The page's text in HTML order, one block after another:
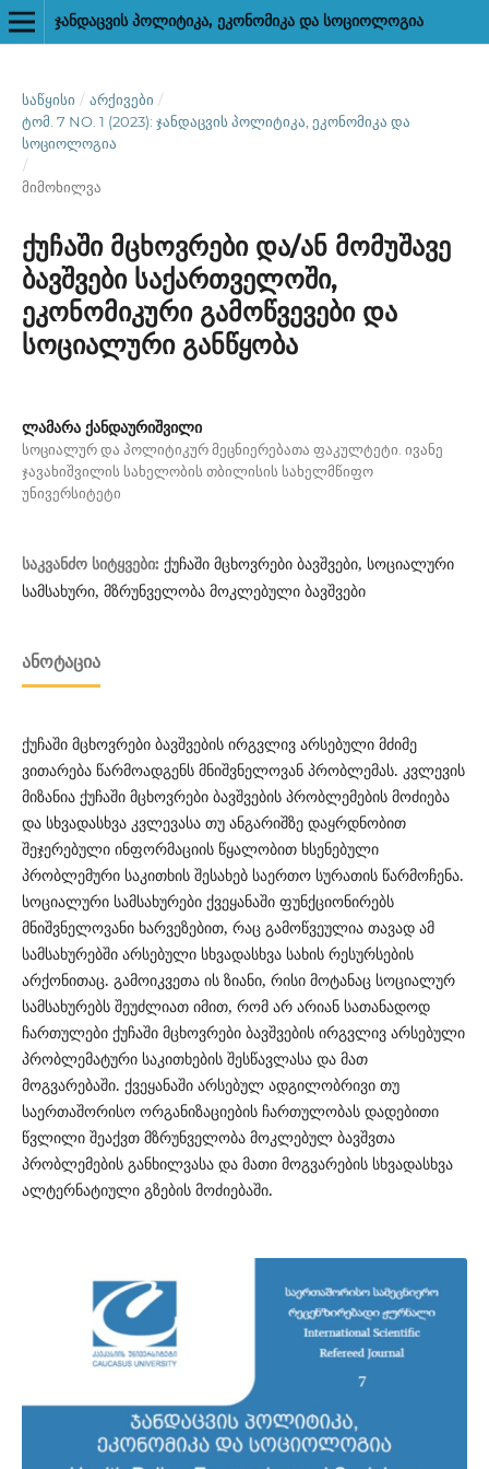
ᲯᲐᲜᲓᲐᲪᲕᲘᲡ ᲞᲝᲚᲘᲢᲘᲙᲐ, ᲔᲙᲝᲜᲝᲛᲘᲙᲐ ᲓᲐ ᲡᲝᲪᲘᲝᲚᲝᲒᲘᲐ
ᲡᲐᲬᲧᲘᲡᲘ / ᲐᲠᲥᲘᲕᲔᲑᲘ /
ᲢᲝᲛ. 7 NO. 1 (2023): ᲯᲐᲜᲓᲐᲪᲕᲘᲡ ᲞᲝᲚᲘᲢᲘᲙᲐ, ᲔᲙᲝᲜᲝᲛᲘᲙᲐ ᲓᲐ
ᲡᲝᲪᲘᲝᲚᲝᲒᲘᲐ
/
მიმოხილვა
ქუჩაში მცხოვრები და/ან მომუშავე
ბავშვები საქართველოში,
ეკონომიკური გამოწვევები და
სოციალური განწყობა
ლამარა ქანდაურიშვილი
სოციალურ და პოლიტიკურ მეცნიერებათა ფაკულტეტი. ივანე
ჯავახიშვილის სახელობის თბილისის სახელმწიფო
უნივერსიტეტი
საკვანძო სიტყვები: ქუჩაში მცხოვრები ბავშვები, სოციალური
სამსახური, მზრუნველობა მოკლებული ბავშვები
ᲐᲜᲝᲢᲐᲪᲘᲐ
ქუჩაში მცხოვრები ბავშვების ირგვლივ არსებული მძიმე
ვითარება წარმოადგენს მნიშვნელოვან პრობლემას. კვლევის
მიზანია ქუჩაში მცხოვრები ბავშვების პრობლემების მოძიება
და სხვადასხვა კვლევასა თუ ანგარიშზე დაყრდნობით
შეჯერებული ინფორმაციის წყალობით ხსენებული
პრობლემური საკითხის შესახებ საერთო სურათის წარმოჩენა.
სოციალური სამსახურები ქვეყანაში ფუნქციონირებს
მნიშვნელოვანი ხარვეზებით, რაც გამოწვეულია თავად ამ
სამსახურებში არსებული სხვადასხვა სახის რესურსების
არქონითაც. გამოიკვეთა ის ზიანი, რისი მოტანაც სოციალურ
სამსახურებს შეუძლიათ იმით, რომ არ არიან სათანადოდ
ჩართულები ქუჩაში მცხოვრები ბავშვების ირგვლივ არსებული
პრობლემატური საკითხების შესწავლასა და მათ
მოგვარებაში. ქვეყანაში არსებულ ადგილობრივი თუ
საერთაშორისო ორგანიზაციების ჩართულობას დადებითი
წვლილი შეაქვთ მზრუნველობა მოკლებულ ბავშვთა
პრობლემების განხილვასა და მათი მოგვარების სხვადასხვა
ალტერნატიული გზების მოძიებაში.